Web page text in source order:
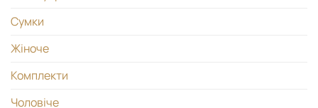
Сумки
Жіноче
Комплекти
Чоловіче